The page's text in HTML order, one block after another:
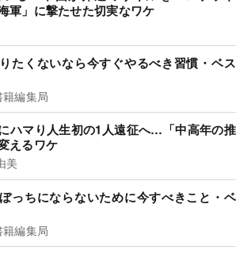
軍」に撃たせた切実なワケ
たくないなら今すぐやるべき習慣・ベス
編集局
ハマり人生初の1人遠征へ…「中高年の推
えるワケ
美
っちにならないために今すべきこと・ベ
編集局